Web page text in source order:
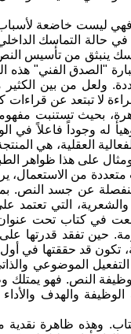
ليست خاضعة
حالة التماسك
ينبثق من
"الصدق الفني" هذه
ولعل من بين الكثير
لا تبتعد عن قراءات
بحيث تستنبت
له وجوداً فاعلاً في
العقلية، هي
من الاستعمال، يرى
عن جسد
والشعرية، التي
في كتاب تحت عنوان
حين تفقد قدرتها
تكون قد حققتها في
الموضوعي
وظيفة النص. فهو
والهدف
وهذه ظاهرة نقدية